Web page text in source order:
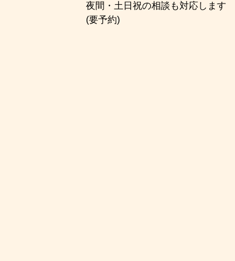
夜間・土日祝の相談も対応します
(要予約)